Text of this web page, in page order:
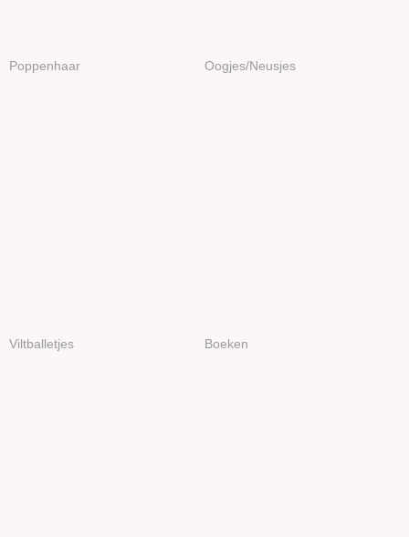
Poppenhaar Oogjes/Neusjes
Viltballetjes Boeken